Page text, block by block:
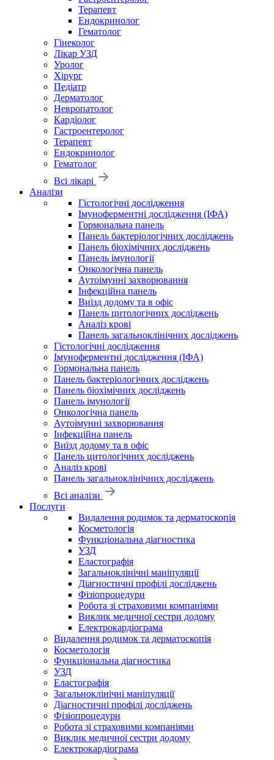
Терапевт
Ендокринолог
Гематолог
Гінеколог
Лікар УЗД
Уролог
Хірург
Педіатр
Дерматолог
Невропатолог
Кардіолог
Гастроентеролог
Терапевт
Ендокринолог
Гематолог
Всі лікарі
Аналізи
Гістологічні дослідження
Імуноферментні дослідження (ІФА)
Гормональна панель
Панель бактеріологічних досліджень
Панель біохімічних досліджень
Панель імунології
Онкологічна панель
Аутоімунні захворювання
Інфекційна панель
Виїзд додому та в офіс
Панель цитологічних досліджень
Аналіз крові
Панель загальноклінічних досліджень
Гістологічні дослідження
Імуноферментні дослідження (ІФА)
Гормональна панель
Панель бактеріологічних досліджень
Панель біохімічних досліджень
Панель імунології
Онкологічна панель
Аутоімунні захворювання
Інфекційна панель
Виїзд додому та в офіс
Панель цитологічних досліджень
Аналіз крові
Панель загальноклінічних досліджень
Всі аналізи
Послуги
Видалення родимок та дерматоскопія
Косметологія
Функціональна діагностика
УЗД
Еластографія
Загальноклінічні маніпуляції
Діагностичні профілі досліджень
Фізіопроцедури
Робота зі страховими компаніями
Виклик медичної сестри додому
Електрокардіограма
Видалення родимок та дерматоскопія
Косметологія
Функціональна діагностика
УЗД
Еластографія
Загальноклінічні маніпуляції
Діагностичні профілі досліджень
Фізіопроцедури
Робота зі страховими компаніями
Виклик медичної сестри додому
Електрокардіограма